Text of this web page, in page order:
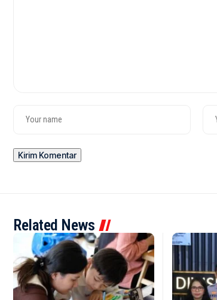
Related News